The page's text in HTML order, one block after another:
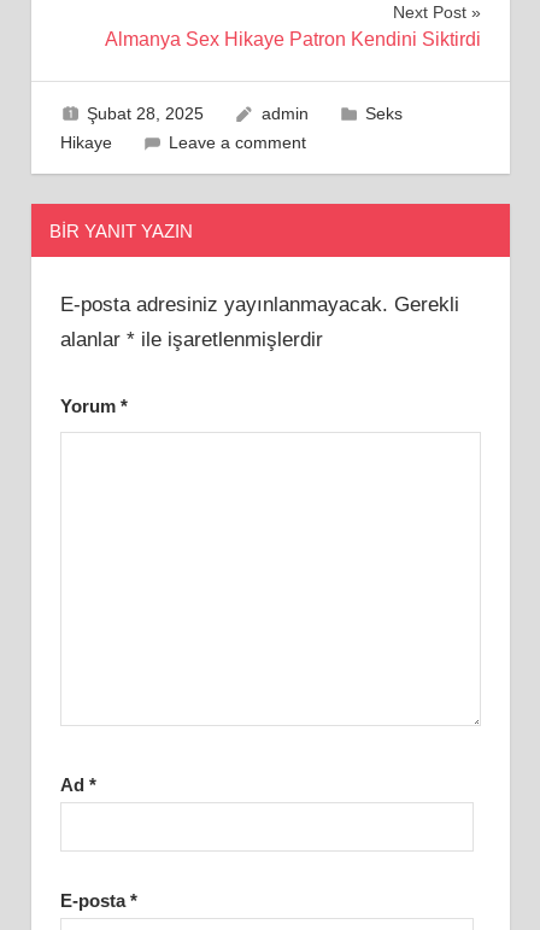
Next Post
Almanya Sex Hikaye Patron Kendini Siktirdi
Şubat 28, 2025 admin
Seks
Hikaye
Leave a comment
BIR YANIT YAZIN
E-posta adresiniz yayınlanmayacak. Gerekli
alanlar *ile işaretlenmişlerdir
Yorum *
Ad *
E-posta*